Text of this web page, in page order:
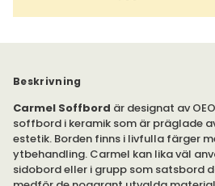
Beskrivning
Carmel Soffbord är designat av
soffbord i keramik som är präglade
estetik. Borden finns i livfulla färger
ytbehandling. Carmel kan lika väl
sidobord eller i grupp som satsbord